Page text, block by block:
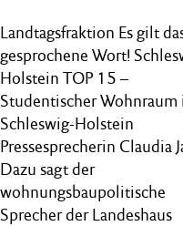
Landtagsfraktion Es gilt
gesprochene Wort!
Holstein TOP 15 –
Studentischer Wohnraum
Schleswig-Holstein
Pressesprecherin Claudia
Dazu sagt der
wohnungsbaupolitische
Sprecher der Landeshaus